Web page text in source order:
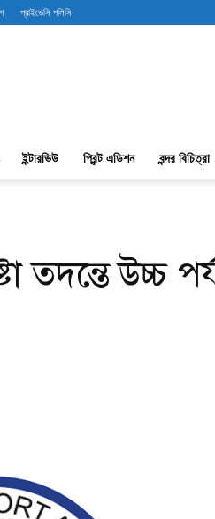
প্রাইভেসি পলিসি
ইন্টারভিউ প্রিন্ট এডিশন বন্দর বিচিত্রা
তদন্তে উচ্চ